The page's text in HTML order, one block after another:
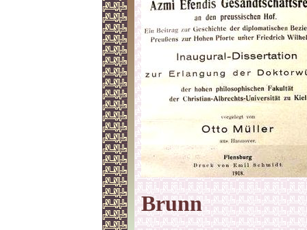
Brunn